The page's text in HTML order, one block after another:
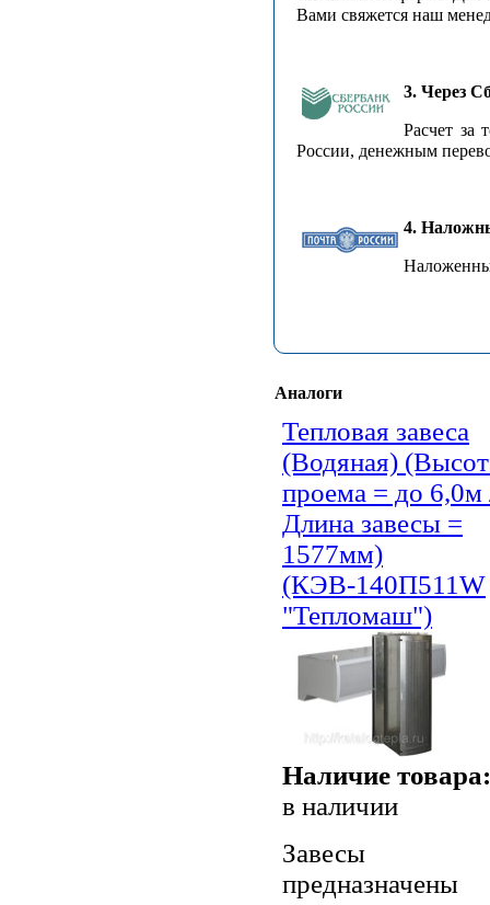
Вами свяжется наш
3. Через
Расчет за
России, денежным
4.
Аналоги
Тепловая завеса
(Водяная)
проема = до 6,0м
Длина завесы =
1577мм)
(КЭВ-140П511W
"Тепломаш")
Наличие товара:
в наличии
Завесы
предназначены